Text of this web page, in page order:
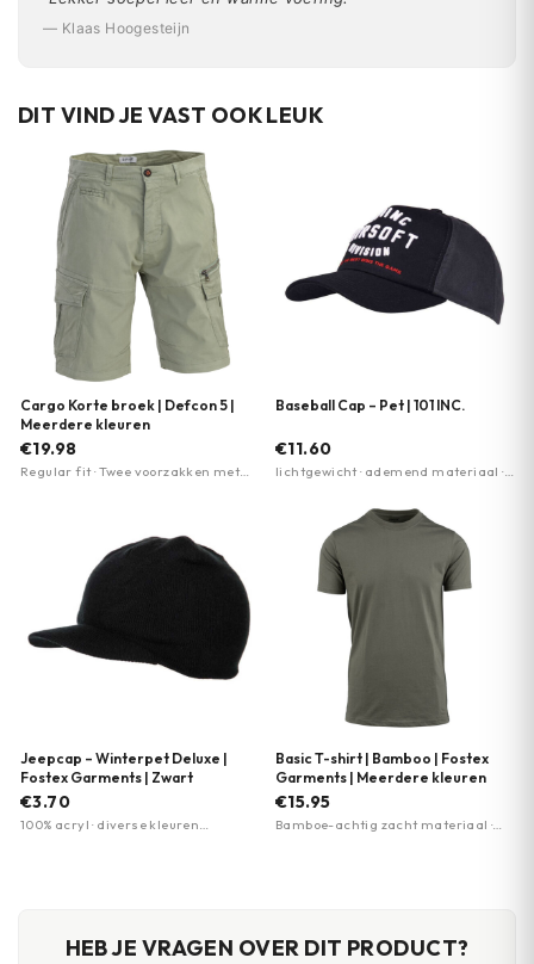
— Klaas Hoogesteijn
DIT VIND JE VAST OOK LEUK
Cargo Korte broek | Defcon 5 |
Meerdere kleuren
€19.98
Regular fit · Twee voorzakken met
Baseball Cap – Pet | 101 INC.
€11.60
lichtgewicht · ademend materiaal ·
Jeepcap – Winterpet Deluxe |
Fostex Garments | Zwart
€3.70
100% acryl · diverse kleuren
Basic T-shirt | Bamboo | Fostex
Garments | Meerdere kleuren
€15.95
Bamboe-achtig zacht materiaal ·
HEB JE VRAGEN OVER DIT PRODUCT?